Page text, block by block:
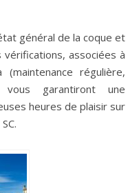
général de la coque et
associées à
régulière,
vous garantiront une
heures de plaisir sur